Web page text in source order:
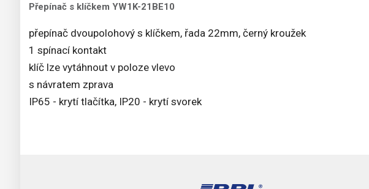
Přepínač s klíčkem YW1K-21BE10
přepínač dvoupolohový s klíčkem, řada 22mm, černý kroužek
1 spínací kontakt
klíč lze vytáhnout v poloze vlevo
s návratem zprava
IP65 - krytí tlačítka, IP20 - krytí svorek